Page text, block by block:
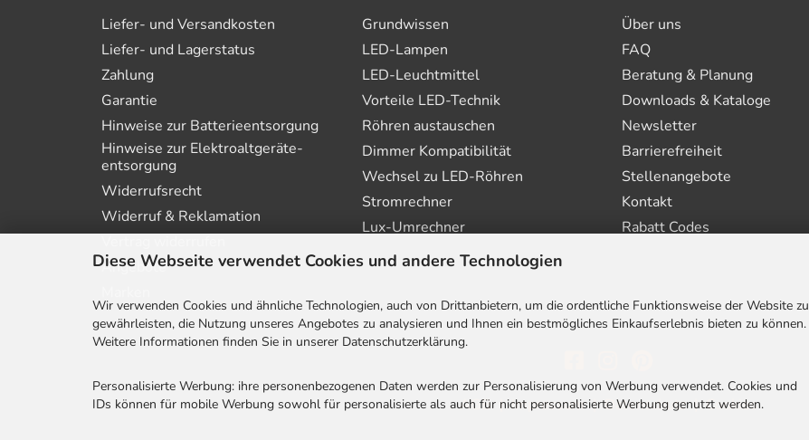
Diese Webseite verwendet Cookies und andere Technologien
Wir verwenden Cookies und ähnliche Technologien, auch von Drittanbietern, um die ordentliche Funktionsweise der Website zu
gewährleisten, die Nutzung unseres Angebotes zu analysieren und Ihnen ein bestmögliches Einkaufserlebnis bieten zu können.
Weitere Informationen finden Sie in unserer Datenschutzerklärung.
Personalisierte Werbung: ihre personenbezogenen Daten werden zur Personalisierung von Werbung verwendet. Cookies und
IDs können für mobile Werbung sowohl für personalisierte als auch für nicht personalisierte Werbung genutzt werden.
Liefer- und Versandkosten
Liefer- und Lagerstatus
Zahlung
Garantie
Hinweise zur Batterie­entsorgung
Hinweise zur Elektro­altgeräte­
entsorgung
Widerrufsrecht
Widerruf & Reklamation
Angebote
Grundwissen
LED-Lampen
LED-Leuchtmittel
Vorteile LED-Technik
Röhren austauschen
Dimmer Kompatibilität
Wechsel zu LED-Röhren
Stromrechner
Lux-Umrechner
Über uns
FAQ
Beratung & Planung
Downloads & Kataloge
Newsletter
Barrierefreiheit
Stellenangebote
Kontakt
Rabatt Codes
AGB | Impressum | Datenschutz | Cookies